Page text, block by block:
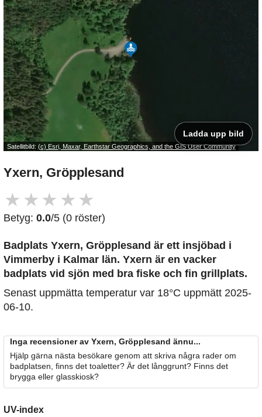
Satellitbild: (c) Esri, Maxar, Earthstar Geographics, and the GIS User Community
Ladda upp bild
Yxern, Gröpplesand
★ ★ ★ ★ ★
Betyg: 0.0/5 (0 röster)
Badplats Yxern, Gröpplesand är ett insjöbad i
Vimmerby i Kalmar län. Yxern är en vacker
badplats vid sjön med bra fiske och fin grillplats.
Senast uppmätta temperatur var 18°C uppmätt 2025-
06-10.
Inga recensioner av Yxern, Gröpplesand ännu...
Hjälp gärna nästa besökare genom att skriva några rader om
badplatsen, finns det toaletter? Är det långgrunt? Finns det
brygga eller glasskiosk?
UV-index